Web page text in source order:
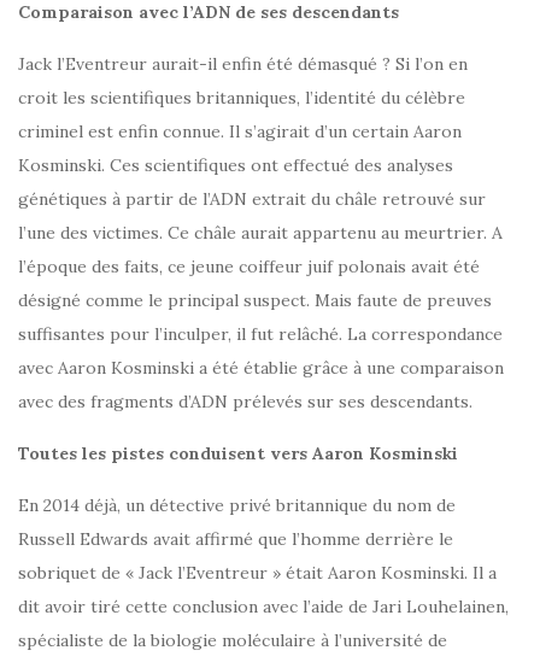
Comparaison avec l’ADN de ses descendants
Jack l’Eventreur aurait-il enfin été démasqué ? Si l’on en
croit les scientifiques britanniques, l’identité du célèbre
criminel est enfin connue. Il s’agirait d’un certain Aaron
Kosminski. Ces scientifiques ont effectué des analyses
génétiques à partir de l’ADN extrait du châle retrouvé sur
l’une des victimes. Ce châle aurait appartenu au meurtrier. A
l’époque des faits, ce jeune coiffeur juif polonais avait été
désigné comme le principal suspect. Mais faute de preuves
suffisantes pour l’inculper, il fut relâché. La correspondance
avec Aaron Kosminski a été établie grâce à une comparaison
avec des fragments d’ADN prélevés sur ses descendants.
Toutes les pistes conduisent vers Aaron Kosminski
En 2014 déjà, un détective privé britannique du nom de
Russell Edwards avait affirmé que l’homme derrière le
sobriquet de « Jack l’Eventreur » était Aaron Kosminski. Il a
dit avoir tiré cette conclusion avec l’aide de Jari Louhelainen,
spécialiste de la biologie moléculaire à l’université de